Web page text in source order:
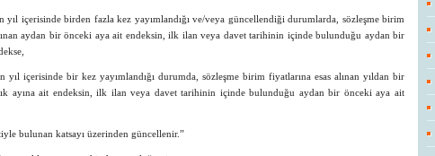
yıl içerisinde birden fazla kez yayımlandığı ve/veya güncellendiği durumlarda, sözleşme birim
aydan bir önceki aya ait endeksin, ilk ilan veya davet tarihinin içinde bulunduğu aydan bir
yıl içerisinde bir kez yayımlandığı durumda, sözleşme birim fiyatlarına esas alınan yıldan bir
ayına ait endeksin, ilk ilan veya davet tarihinin içinde bulunduğu aydan bir önceki aya ait
bulunan katsayı üzerinden güncellenir.”